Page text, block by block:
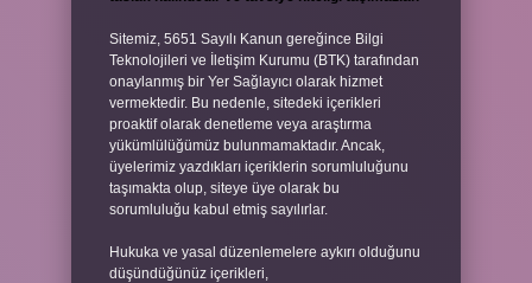
Sitemiz, 5651 Sayılı Kanun gereğince Bilgi
Teknolojileri ve İletişim Kurumu (BTK) tarafından
onaylanmış bir Yer Sağlayıcı olarak hizmet
vermektedir. Bu nedenle, sitedeki içerikleri
proaktif olarak denetleme veya araştırma
yükümlülüğümüz bulunmamaktadır. Ancak,
üyelerimiz yazdıkları içeriklerin sorumluluğunu
taşımakta olup, siteye üye olarak bu
sorumluluğu kabul etmiş sayılırlar.
Hukuka ve yasal düzenlemelere aykırı olduğunu
düşündüğünüz içerikleri,